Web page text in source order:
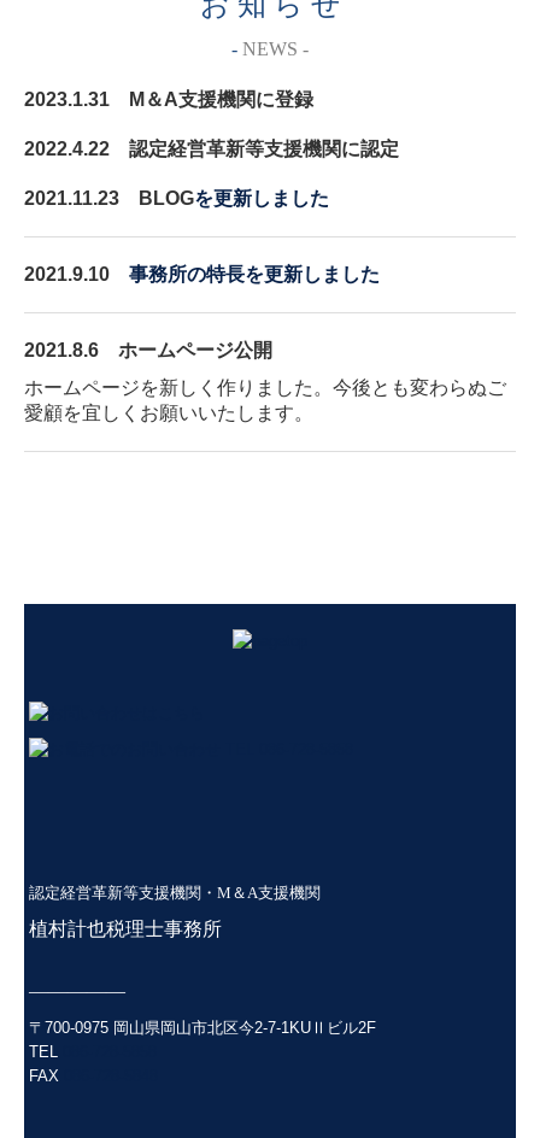
- NEWS -
2023.1.31 M＆A支援機関に登録
2022.4.22 認定経営革新等支援機関に認定
2021.11.23 BLOGを更新しました
2021.9.10 事務所の特長を更新しました
2021.8.6 ホームページ公開
ホームページを新しく作りました。今後とも変わらぬご
愛顧を宜しくお願いいたします。
認定経営革新等支援機関・M＆A支援機関
植村計也税理士事務所
―――――
〒700-0975 岡山県岡山市北区今2-7-1KUⅡビル2F
TEL
FAX